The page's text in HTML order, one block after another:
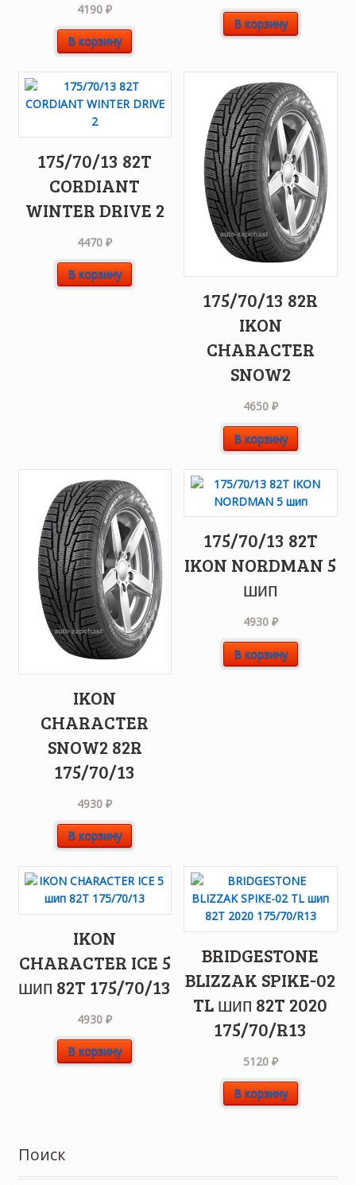
4190₽
В корзину
В корзину
175/70/13 82T
CORDIANT
WINTER DRIVE 2
4470₽
В корзину
175/70/13 82R
IKON
CHARACTER
SNOW2
4650 ₽
В корзину
IKON
CHARACTER
SNOW2 82R
175/70/13
4930₽
В корзину
175/70/13 82T
IKON NORDMAN 5
шип
4930 ₽
В корзину
IKON
CHARACTER ICE 5
шип 82T 175/70/13
4930₽
В корзину
BRIDGESTONE
BLIZZAK SPIKE-02
TL шип 82T 2020
175/70/R13
5120 ₽
В корзину
Поиск